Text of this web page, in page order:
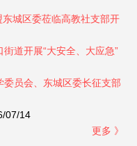
城区委莅临高教社支部开
道开展“大安全、大应急”
员会、东城区委长征支部
07/14
更多 》